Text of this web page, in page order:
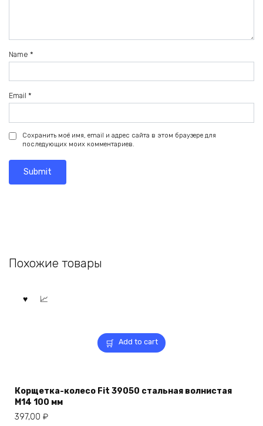
Name *
Email *
Сохранить моё имя, email и адрес сайта в этом браузере для
последующих моих комментариев.
Похожие товары
Add to cart
Корщетка-колесо Fit 39050 стальная волнистая
М14 100 мм
397,00 ₽